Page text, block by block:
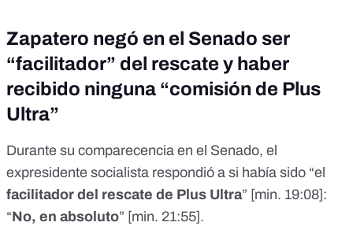
Zapatero negó en el Senado ser
“facilitador” del rescate y haber
recibido ninguna “comisión de Plus
Ultra”
Durante su comparecencia en el Senado, el
expresidente socialista respondió a si había sido “el
facilitador del rescate de Plus Ultra” [min. 19:08]:
“No, en absoluto” [min. 21:55].